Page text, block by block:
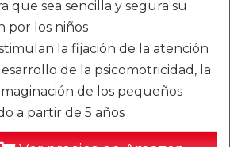
que sea sencilla y segura su
por los niños
la fijación de la atención
de la psicomotricidad, la
de los pequeños
a partir de 5 años